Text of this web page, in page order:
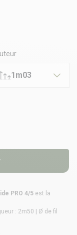
1m03
PRO 4/5 est la
: 2m50 | Ø de fil